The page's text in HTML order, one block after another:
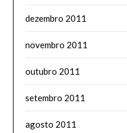
dezembro 2011
novembro 2011
outubro 2011
setembro 2011
agosto 2011